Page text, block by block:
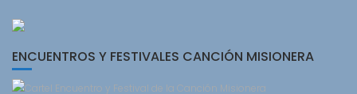
ENCUENTROS Y FESTIVALES CANCIÓN MISIONERA